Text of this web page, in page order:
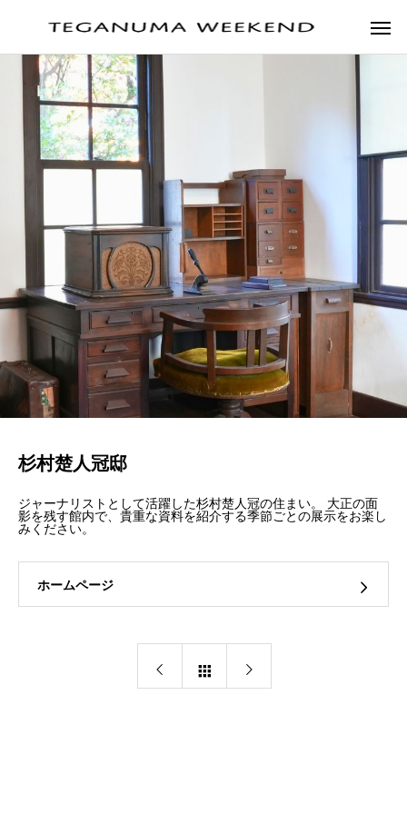
杉村楚人冠邸
ジャーナリストとして活躍した杉村楚人冠の住まい。 大正の面
影を残す館内で、貴重な資料を紹介する季節ごとの展示をお楽し
みください。
ホームページ